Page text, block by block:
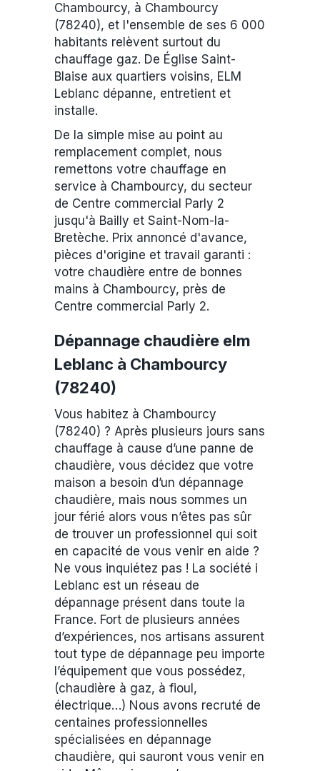
Chambourcy, à Chambourcy
(78240), et l'ensemble de ses 6 000
habitants relèvent surtout du
chauffage gaz. De Église Saint-
Blaise aux quartiers voisins, ELM
Leblanc dépanne, entretient et
installe.
De la simple mise au point au
remplacement complet, nous
remettons votre chauffage en
service à Chambourcy, du secteur
de Centre commercial Parly 2
jusqu'à Bailly et Saint-Nom-la-
Bretèche. Prix annoncé d'avance,
pièces d'origine et travail garanti :
votre chaudière entre de bonnes
mains à Chambourcy, près de
Centre commercial Parly 2.
Dépannage chaudière elm
Leblanc à Chambourcy
(78240)
Vous habitez à Chambourcy
(78240) ? Après plusieurs jours sans
chauffage à cause d’une panne de
chaudière, vous décidez que votre
maison a besoin d’un dépannage
chaudière, mais nous sommes un
jour férié alors vous n’êtes pas sûr
de trouver un professionnel qui soit
en capacité de vous venir en aide ?
Ne vous inquiétez pas ! La société i
Leblanc est un réseau de
dépannage présent dans toute la
France. Fort de plusieurs années
d’expériences, nos artisans assurent
tout type de dépannage peu importe
l’équipement que vous possédez,
(chaudière à gaz, à fioul,
électrique…) Nous avons recruté de
centaines professionnelles
spécialisées en dépannage
chaudière, qui sauront vous venir en